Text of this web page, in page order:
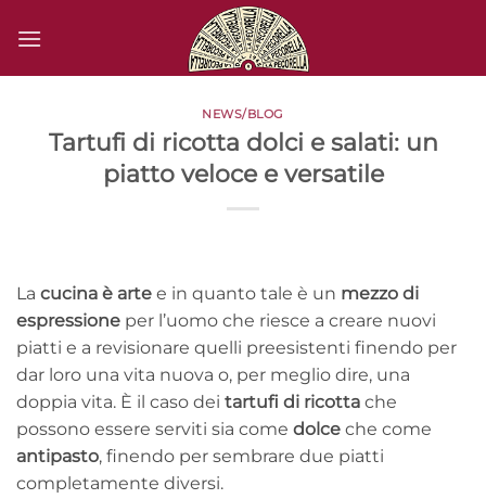
NEWS/BLOG
Tartufi di ricotta dolci e salati: un
piatto veloce e versatile
La cucina è arte e in quanto tale è un mezzo di
espressione per l’uomo che riesce a creare nuovi
piatti e a revisionare quelli preesistenti finendo per
dar loro una vita nuova o, per meglio dire, una
doppia vita. È il caso dei tartufi di ricotta che
possono essere serviti sia come dolce che come
antipasto, finendo per sembrare due piatti
completamente diversi.